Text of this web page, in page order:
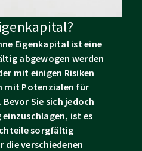
Eigenkapital ist eine
abgewogen werden
mit einigen Risiken
mit Potenzialen für
Sie sich jedoch
einzuschlagen, ist es
sorgfältig
die verschiedenen